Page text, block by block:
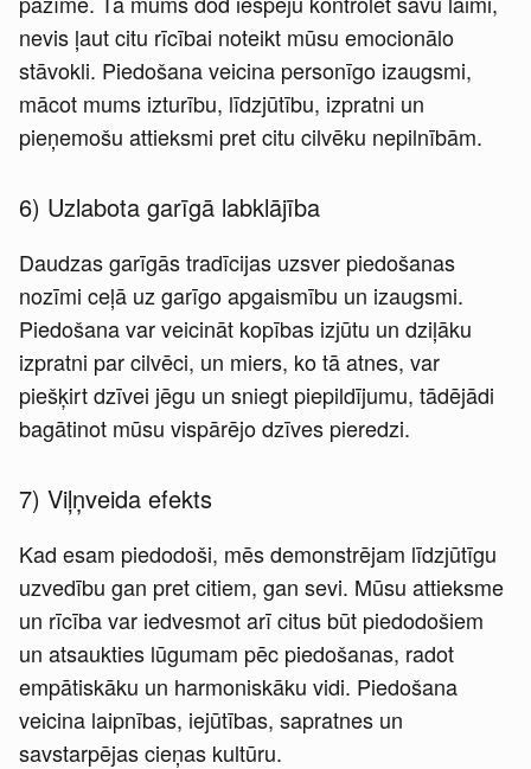
nevis ļaut citu rīcībai noteikt mūsu emocionālo
stāvokli. Piedošana veicina personīgo izaugsmi,
mācot mums izturību, līdzjūtību, izpratni un
pieņemošu attieksmi pret citu cilvēku nepilnībām.
6) Uzlabota garīgā labklājība
Daudzas garīgās tradīcijas uzsver piedošanas
nozīmi ceļā uz garīgo apgaismību un izaugsmi.
Piedošana var veicināt kopības izjūtu un dziļāku
izpratni par cilvēci, un miers, ko tā atnes, var
piešķirt dzīvei jēgu un sniegt piepildījumu, tādējādi
bagātinot mūsu vispārējo dzīves pieredzi.
7) Viļņveida efekts
Kad esam piedodoši, mēs demonstrējam līdzjūtīgu
uzvedību gan pret citiem, gan sevi. Mūsu attieksme
un rīcība var iedvesmot arī citus būt piedodošiem
un atsaukties lūgumam pēc piedošanas, radot
empātiskāku un harmoniskāku vidi. Piedošana
veicina laipnības, iejūtības, sapratnes un
savstarpējas cieņas kultūru.